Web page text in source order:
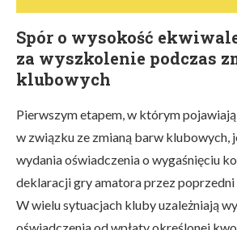
Spór o wysokość
za wyszkolenie podczas
klubowych
Pierwszym etapem, w którym
w związku ze zmianą barw klubowych,
wydania oświadczenia o wygaśnięciu
deklaracji gry amatora przez
W wielu sytuacjach kluby uzależniają